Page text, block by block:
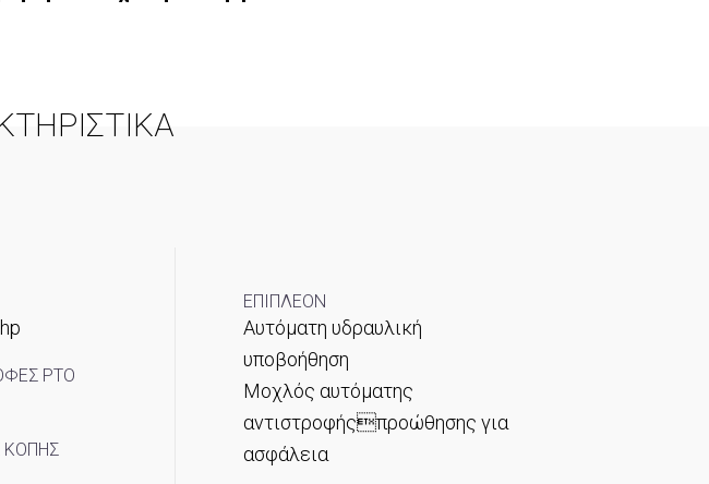
PTO
ΚΟΠΗΣ
ΕΠΙΠΛΕΟΝ
Αυτόματη υδραυλική
υποβοήθηση
Μοχλός αυτόματης
αντιστροφήςπροώθησης για
ασφάλεια